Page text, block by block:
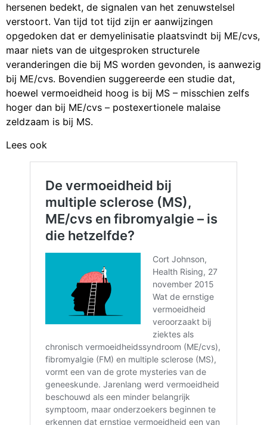
hersenen bedekt, de signalen van het zenuwstelsel
verstoort. Van tijd tot tijd zijn er aanwijzingen
opgedoken dat er demyelinisatie plaatsvindt bij ME/cvs,
maar niets van de uitgesproken structurele
veranderingen die bij MS worden gevonden, is aanwezig
bij ME/cvs. Bovendien suggereerde een studie dat,
hoewel vermoeidheid hoog is bij MS – misschien zelfs
hoger dan bij ME/cvs – postexertionele malaise
zeldzaam is bij MS.
Lees ook